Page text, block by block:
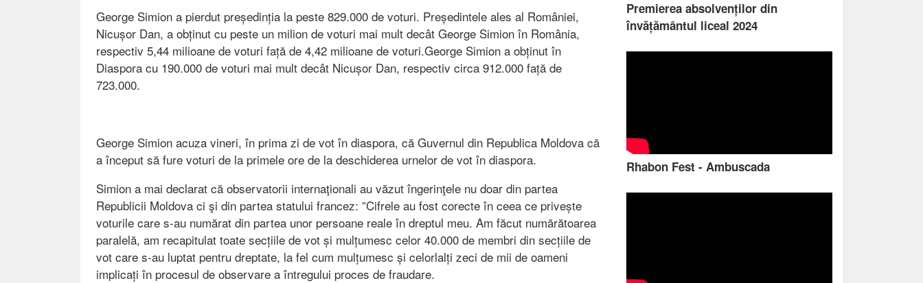
Premierea absolvenților din
învățământul liceal 2024
Rhabon Fest - Ambuscada
George Simion a pierdut președinția la peste 829.000 de voturi. Președintele ales al României,
Nicușor Dan, a obținut cu peste un milion de voturi mai mult decât George Simion în România,
respectiv 5,44 milioane de voturi față de 4,42 milioane de voturi.George Simion a obținut în
Diaspora cu 190.000 de voturi mai mult decât Nicușor Dan, respectiv circa 912.000 față de
723.000.
George Simion acuza vineri, în prima zi de vot în diaspora, că Guvernul din Republica Moldova că
a început să fure voturi de la primele ore de la deschiderea urnelor de vot în diaspora.
Simion a mai declarat că observatorii internaţionali au văzut îngerinţele nu doar din partea
Republicii Moldova ci şi din partea statului francez: ”Cifrele au fost corecte în ceea ce privește
voturile care s-au numărat din partea unor persoane reale în dreptul meu. Am făcut numărătoarea
paralelă, am recapitulat toate secțiile de vot și mulțumesc celor 40.000 de membri din secțiile de
vot care s-au luptat pentru dreptate, la fel cum mulțumesc și celorlalți zeci de mii de oameni
implicați în procesul de observare a întregului proces de fraudare.